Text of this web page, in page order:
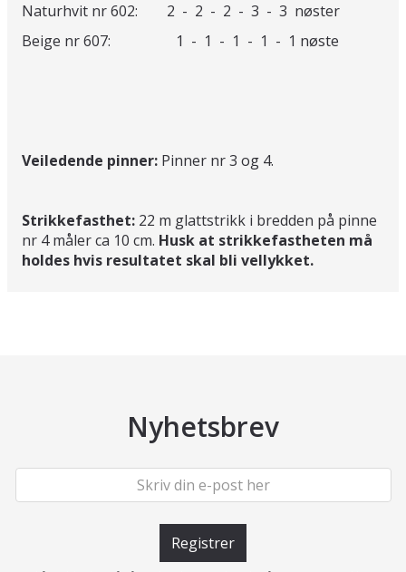
Naturhvit nr 602: 2 - 2 - 2 - 3 - 3 nøster
Beige nr 607: 1 - 1 - 1 - 1 - 1 nøste
Veiledende pinner: Pinner nr 3 og 4.
Strikkefasthet: 22 m glattstrikk i bredden på pinne
nr 4 måler ca 10 cm. Husk at strikkefastheten må
holdes hvis resultatet skal bli vellykket.
Nyhetsbrev
Registrer